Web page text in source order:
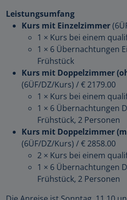
Leistungsumfang
Kurs mit Einzelzimmer
1 × Kurs bei einem
1 × 6 Übernachtungen
Frühstück
Kurs mit Doppelzimmer
(6ÜF/DZ/Kurs) /€ 2179.00
1 × Kurs bei einem
1 × 6 Übernachtungen
Frühstück, 2 Personen
Kurs mit Doppelzimmer
(6ÜF/DZ/Kurs) /€ 2858.00
2 × Kurs bei einem
1 × 6 Übernachtungen
Frühstück, 2 Personen